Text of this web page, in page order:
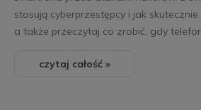
stosują cyberprzestępcy i jak
a także przeczytaj co zrobić, gdy
czytaj całość »